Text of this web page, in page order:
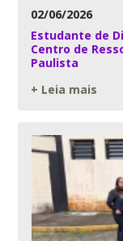
02/06/2026
Estudante de
Centro de
Paulista
+ Leia mais